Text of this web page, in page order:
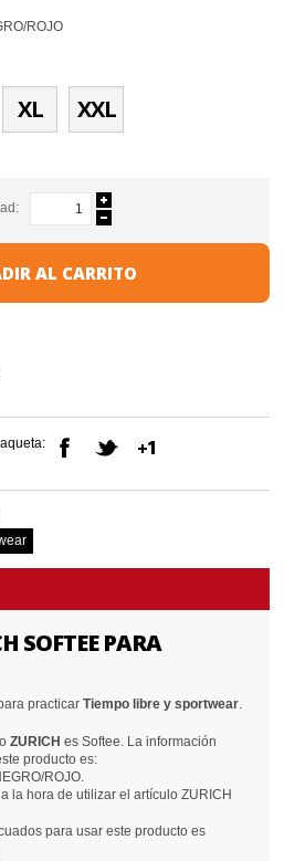
ROJO
XL XXL
AL CARRITO
SOFTEE PARA
practicarTiempo libre y sportwear.
ZURICH es Softee. La información
producto es:
ROJO.
la hora de utilizar el artículo ZURICH
para usar este producto es